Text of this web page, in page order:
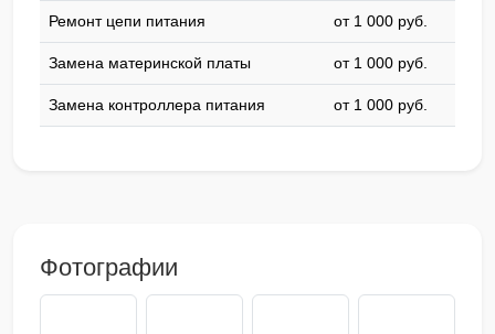
Ремонт цепи питания от 1 000 pyб.
Замена материнской платы от 1 000 pyб.
Замена контроллера питания от 1 000 pyб.
Фотографии